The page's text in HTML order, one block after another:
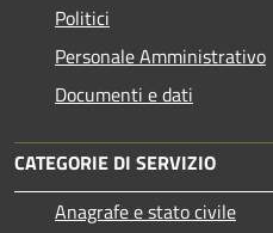
Politici
Personale Amministrativo
Documenti e dati
CATEGORIE DI SERVIZIO
Anagrafe e stato civile